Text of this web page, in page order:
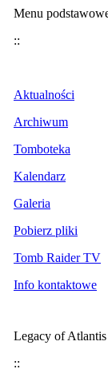
Menu
::
Aktualności
Archiwum
Tomboteka
Kalendarz
Galeria
Pobierz pliki
Tomb Raider TV
Info kontaktowe
Legacy of Atlantis
::